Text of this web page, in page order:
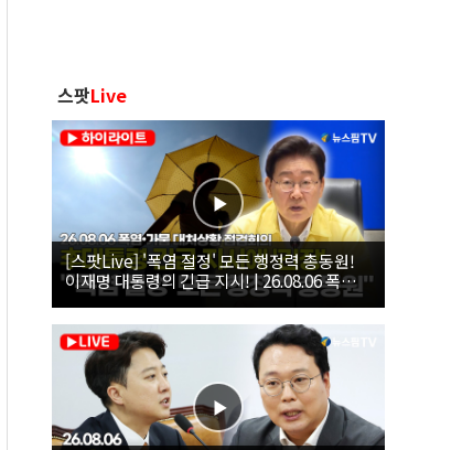
스팟Live
[스팟Live] '폭염 절정' 모든 행정력 총동원!
이재명 대통령의 긴급 지시! | 26.08.06 폭염•
가뭄 대처상황 점검회의